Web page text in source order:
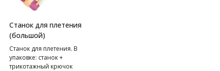
Станок для плетения
(большой)
Станок для плетения. В
упаковке: станок +
трикотажный крючок